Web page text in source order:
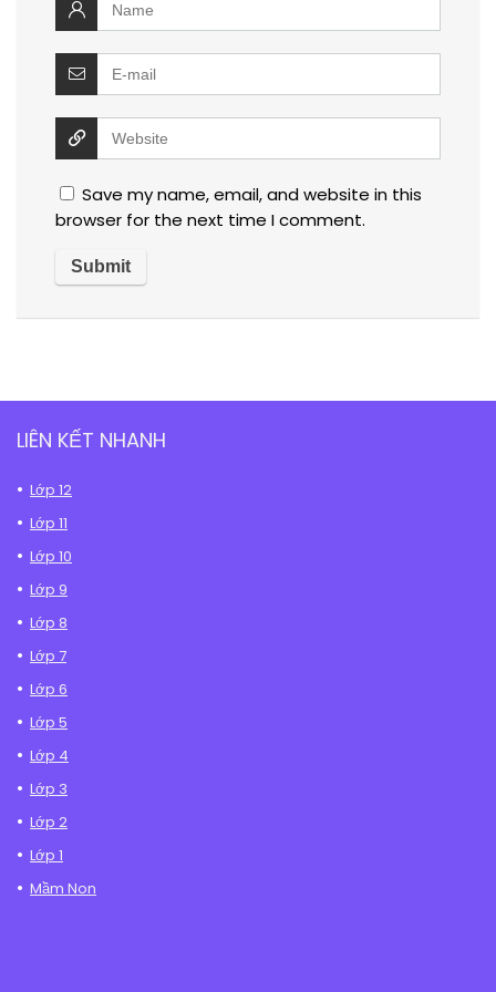
Save my name, email, and website in this
browser for the next time I comment.
LIÊN KẾT NHANH
Lớp 12
Lớp 11
Lớp 10
Lớp 9
Lớp 8
Lớp 7
Lớp 6
Lớp 5
Lớp 4
Lớp 3
Lớp 2
Lớp 1
Mầm Non